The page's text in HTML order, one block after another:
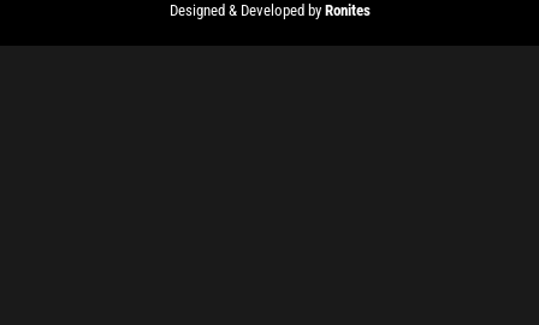
Designed & Developed by Ronites